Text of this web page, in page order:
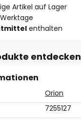
Artikel auf Lager
enthalten
entdecken
Orion
7255127